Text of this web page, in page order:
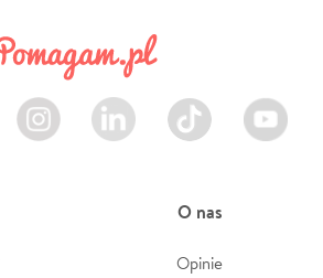
Instagram LinkedIn TikTok Youtube
O nas
Opinie